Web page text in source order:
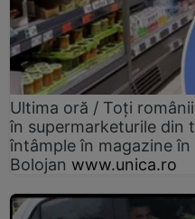
Ultima oră / Toți
în supermarketurile din
întâmple în magazine
Bolojan www.unica.ro